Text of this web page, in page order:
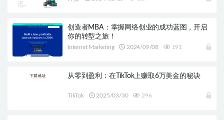
创造者MBA：掌握网络创业的成功蓝图，开启
你的转型之旅！
Internet Marketing 2024/09/08 191
从零到盈利：在TikTok上赚取6万美金的秘诀
TikTok 2025/03/30 296